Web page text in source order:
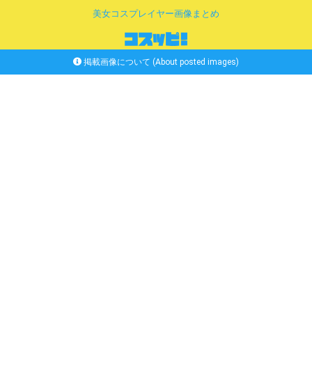
美女コスプレイヤー画像まとめ
掲載画像について (About posted images)